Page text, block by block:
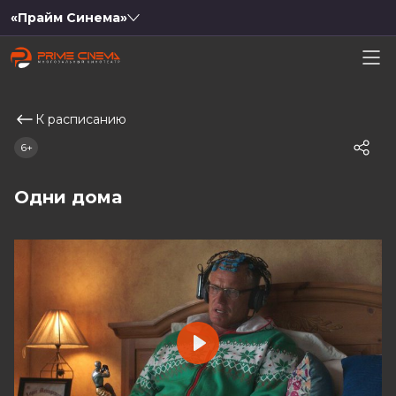
«Прайм Синема»
К расписанию
Одни дома
6+
Play